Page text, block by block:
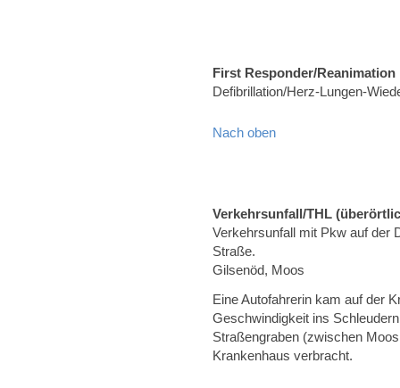
First Responder/Reanimation
Defibrillation/Herz-Lungen-
Nach oben
Verkehrsunfall/THL
Verkehrsunfall mit Pkw auf der
Straße.
Gilsenöd, Moos
Eine Autofahrerin kam auf der
Geschwindigkeit ins
Straßengraben (zwischen
Krankenhaus verbracht.